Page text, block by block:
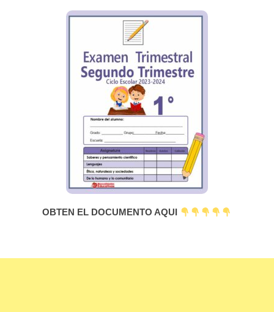
OBTEN EL DOCUMENTO AQUI